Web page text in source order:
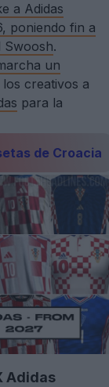
a Adidas
poniendo fin a
Swoosh.
un
creativos a
para la
de Croacia
Adidas